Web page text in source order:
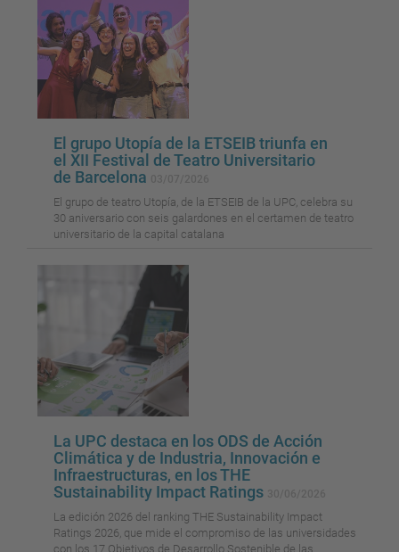
El grupo Utopía de la ETSEIB triunfa en
el XII Festival de Teatro Universitario
de Barcelona
El grupo de teatro Utopía, de la ETSEIB de la UPC, celebra su
30 aniversario con seis galardones en el certamen de teatro
universitario de la capital catalana
La UPC destaca en los ODS de Acción
Climática y de Industria, Innovación e
Infraestructuras, en los THE
Sustainability Impact Ratings
La edición 2026 del ranking THE Sustainability Impact
Ratings 2026, que mide el compromiso de las universidades
con los 17 Objetivos de Desarrollo Sostenible de las